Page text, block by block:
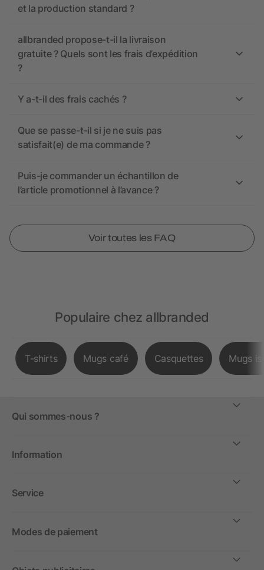
et la production standard ?
allbranded propose-t-il la livraison
gratuite ? Quels sont les frais d’expédition
?
Y a-t-il des frais cachés ?
Que se passe-t-il si je ne suis pas
satisfait(e) de ma commande ?
Puis-je commander un échantillon de
l’article promotionnel à l’avance ?
Voir toutes les FAQ
Populaire chez allbranded
T-shirts Mugs café Casquettes Mugs
Qui sommes-nous ?
Information
Service
Modes de paiement